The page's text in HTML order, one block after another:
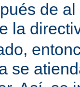
de
la
se